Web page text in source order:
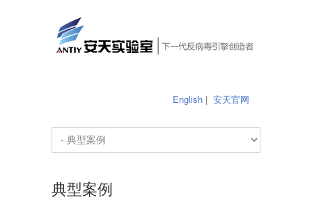
English | 安天官网
典型案例